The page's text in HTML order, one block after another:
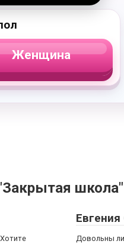
Женщина
школа"
Довольны